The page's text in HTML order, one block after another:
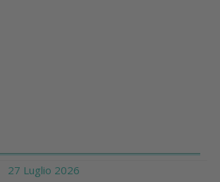
27 Luglio 2026